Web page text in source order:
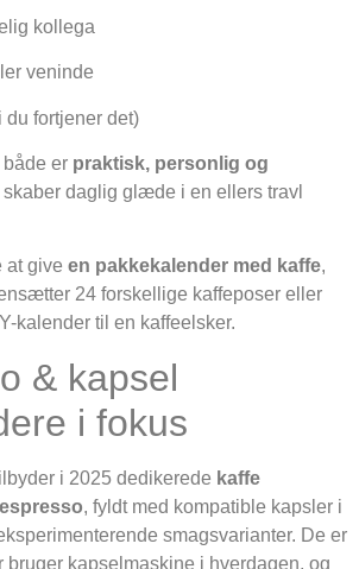
kollega
veninde
du fortjener det)
både er praktisk, personlig og
skaber daglig glæde i en ellers travl
at give en pakkekalender med kaffe,
24 forskellige kaffeposer eller
kalender til en kaffeelsker.
& kapsel
i fokus
i 2025 dedikerede kaffe
, fyldt med kompatible kapsler i
smagsvarianter. De er
bruger kapselmaskine i hverdagen, og